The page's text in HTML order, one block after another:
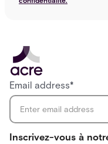
Inscrivez-vous à
Email address*